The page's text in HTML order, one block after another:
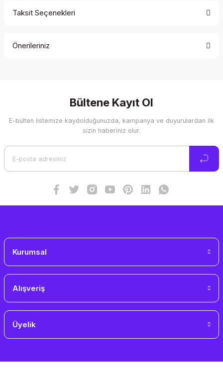
Taksit Seçenekleri
Önerileriniz
Görüş ve önerileriniz için teşekkür ederiz.
Ürün resmi kalitesiz, bozuk veya görüntülenemiyor.
Bültene Kayıt Ol
E-bülten listemize kaydolduğunuzda, kampanya ve duyurulardan ilk
sizin haberiniz olur.
Kurumsal
Alışveriş
Üyelik